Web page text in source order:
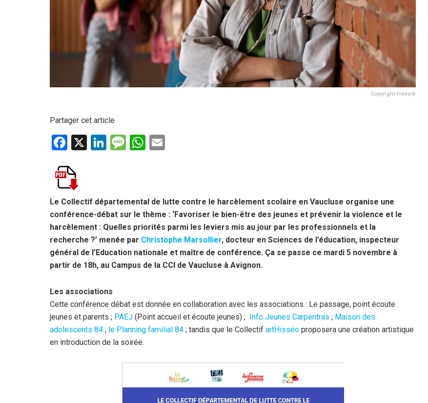
Copyright Freepik
Partager cet article
F
ce
b
o
o
k
X
Li
n
M
g
e
W
A
p
p
Le Collectif départemental de lutte contre le harcèlement scolaire en Vaucluse organise une
conférence-débat sur le thème : ‘Favoriser le bien-être des jeunes et prévenir la violence et le
harcèlement : Quelles priorités parmi les leviers mis au jour par les professionnels et la
recherche ?’ menée par Christophe Marsollier, docteur en Sciences de l’éducation, inspecteur
général de l’Education nationale et maître de conférence. Ça se passe ce mardi 5 novembre à
partir de 18h, au Campus de la CCI de Vaucluse à Avignon.
Les associations
Cette conférence débat est donnée en collaboration avec les associations : Le passage, point écoute
jeunes et parents ; PAEJ (Point accueil et écoute jeunes) ; Info Jeunes Carpentras ; Maison des
adolescents 84 ; le Planning familial 84 ; tandis que le Collectif artHisséo proposera une création artistique
en introduction de la soirée.